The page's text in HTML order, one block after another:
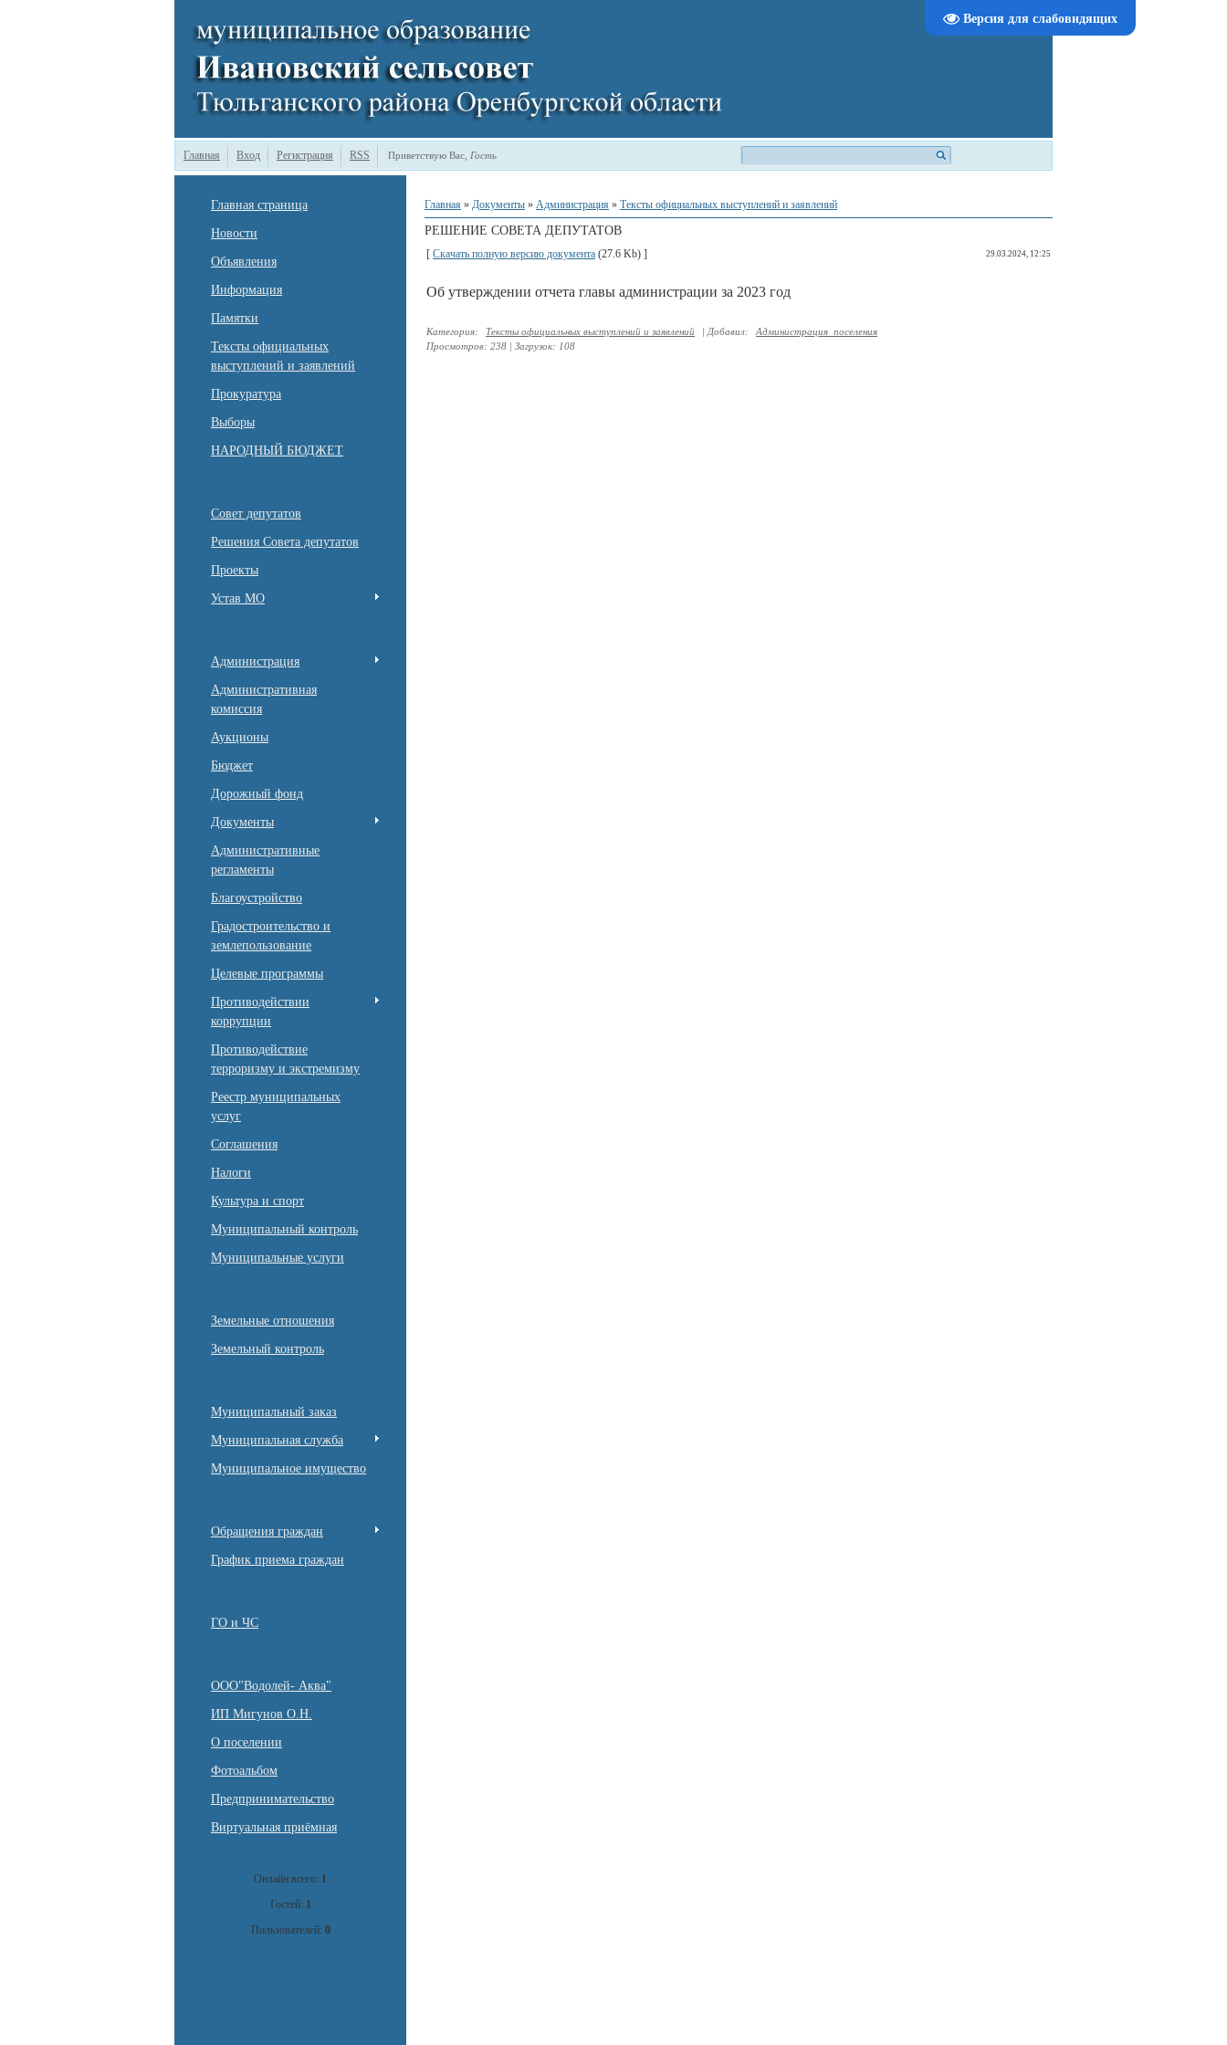
Версия для слабовидящих
Главная Вход Регистрация RSS Приветствую Вас Гость
Главная страница
Новости
Объявления
Информация
Памятки
Тексты официальных
выступлений и заявлений
Прокуратура
Выборы
НАРОДНЫЙ БЮДЖЕТ
Совет депутатов
Решения Совета депутатов
Проекты
Устав МО
Администрация
Административная
комиссия
Аукционы
Бюджет
Дорожный фонд
Документы
Административные
регламенты
Благоустройство
Градостроительство и
землепользование
Целевые программы
Противодействии
коррупции
Противодействие
терроризму и экстремизму
Реестр муниципальных
услуг
Соглашения
Налоги
Культура и спорт
Муниципальный контроль
Муниципальные услуги
Земельные отношения
Земельный контроль
Муниципальный заказ
Муниципальная служба
Муниципальное имущество
Обращения граждан
График приема граждан
ГО и ЧС
ООО"Водолей- Аква"
ИП Мигунов О.Н.
О поселении
Фотоальбом
Предпринимательство
Виртуальная приёмная
Онлайн всего: 1
Гостей: 1
Пользователей: 0
Главная » Документы » Администрация » Тексты официальных выступлений и заявлений
РЕШЕНИЕ СОВЕТА ДЕПУТАТОВ
[ Скачать полную версию документа (27.6 Kb) ] 29.03.2024, 12:25
Об утверждении отчета главы администрации за 2023 год
Категория: Тексты официальных выступлений и заявлений | Добавил:
Администрация_поселения
Просмотров: 238 | Загрузок: 108